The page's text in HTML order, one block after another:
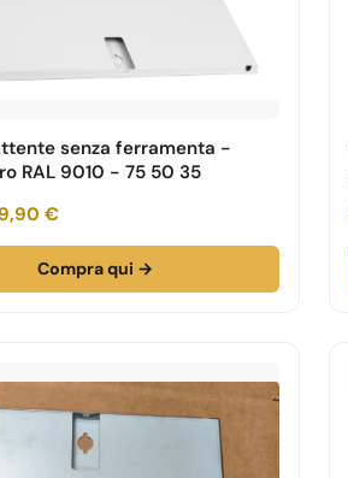
senza ferramenta -
RAL 9010 - 75 50 35
€
Compra qui →